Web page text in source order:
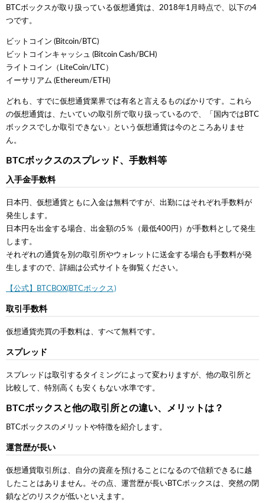
BTCボックスが取り扱っている仮想通貨は、2018年1月時点で、以下の4
つです。
ビットコイン (Bitcoin/BTC)
ビットコインキャッシュ (Bitcoin Cash/BCH)
ライトコイン（LiteCoin/LTC）
イーサリアム (Ethereum/ETH)
どれも、すでに仮想通貨業界では有名と言えるものばかりです。これら
の仮想通貨は、たいていの取引所で取り扱っているので、「国内ではBTC
ボックスでしか取引できない」という仮想通貨は今のところありませ
ん。
BTCボックスのスプレッド、手数料等
入手金手数料
日本円、仮想通貨ともに入金は無料ですが、出勤にはそれぞれ手数料が
発生します。
日本円を出金する場合、出金額の5％（最低400円）が手数料として発生
します。
それぞれの通貨を別の取引所やウォレットに送金する場合も手数料が発
生しますので、詳細は公式サイトを御覧ください。
【公式】BTCBOX(BTCボックス)
取引手数料
仮想通貨売買の手数料は、すべて無料です。
スプレッド
スプレッドは取引するタイミングによって変わりますが、他の取引所と
比較して、特別高くも安くもない水準です。
BTCボックスと他の取引所との違い、メリットは？
BTCボックスのメリットや特徴を紹介します。
運営歴が長い
仮想通貨取引所は、自分の資産を預けることになるので信頼できるに越
したことはありません。その点、運営歴が長いBTCボックスは、突然の閉
鎖などのリスクが低いといえます。